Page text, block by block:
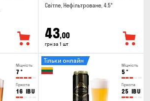
Світле, Нефільтроване, 4.5°
43,00
грн за 1 шт
Міцність
7 °
Гіркота
16 IBU
Міцність
5 °
Гіркота
25 IBU
Тільки онлайн